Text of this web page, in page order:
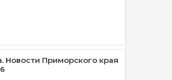
Новости Приморского края